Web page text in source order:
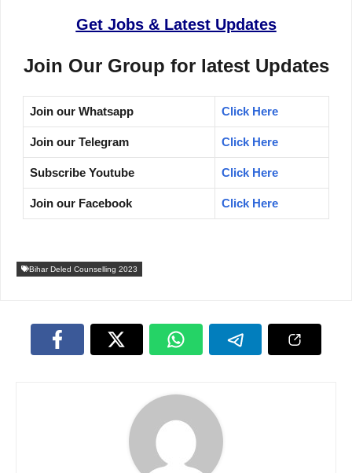
Get Jobs & Latest Updates
Join Our Group for latest Updates
Join our Whatsapp Click Here
Join our Telegram Click Here
Subscribe Youtube Click Here
Join our Facebook Click Here
Bihar Deled Counselling 2023